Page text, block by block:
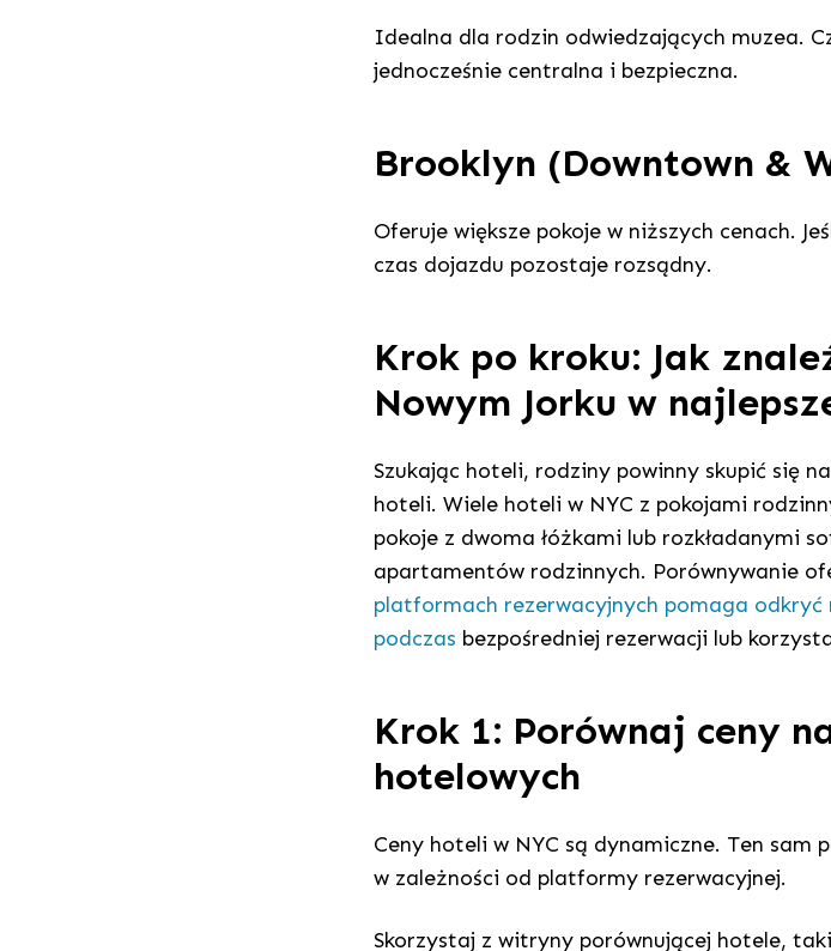
Idealna dla rodzin odwiedzających muzea.
jednocześnie centralna i bezpieczna.
Brooklyn (Downtown &
Oferuje większe pokoje w niższych cenach.
czas dojazdu pozostaje rozsądny.
Krok po kroku: Jak
Nowym Jorku w
Szukając hoteli, rodziny powinny skupić się
hoteli. Wiele hoteli w NYC z pokojami
pokoje z dwoma łóżkami lub rozkładanymi
apartamentów rodzinnych. Porównywanie
platformach rezerwacyjnych pomaga
podczas bezpośredniej rezerwacji lub
Krok 1: Porównaj ceny
hotelowych
Ceny hoteli w NYC są dynamiczne. Ten sam
w zależności od platformy rezerwacyjnej.
Skorzystaj z witryny porównującej hotele,